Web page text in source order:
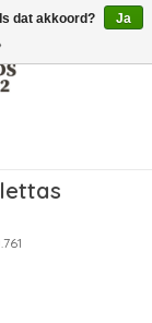
dat akkoord?
Ja